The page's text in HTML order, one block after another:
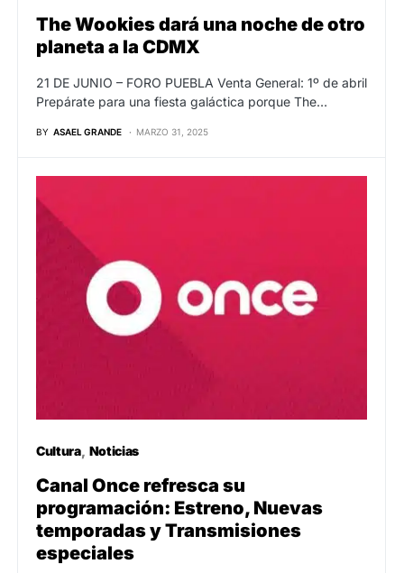
The Wookies dará una noche de otro
planeta a la CDMX
21 DE JUNIO – FORO PUEBLA Venta General: 1º de abril
Prepárate para una fiesta galáctica porque The…
BY ASAEL GRANDE MARZO 31, 2025
Cultura Noticias
Canal Once refresca su
programación: Estreno, Nuevas
temporadas y Transmisiones
especiales